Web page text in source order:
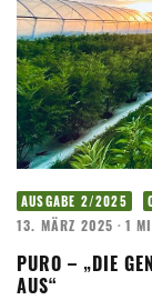
AUSGABE 2/2025
13. MÄRZ 2025 · 1
PURO – „DIE
AUS“